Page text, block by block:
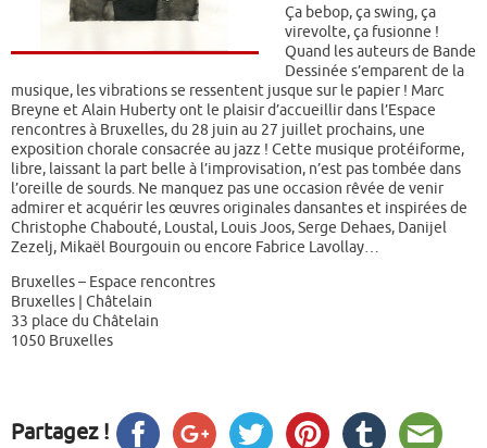
Ça bebop, ça swing, ça
virevolte, ça fusionne !
Quand les auteurs de Bande
Dessinée s’emparent de la
musique, les vibrations se ressentent jusque sur le papier ! Marc
Breyne et Alain Huberty ont le plaisir d’accueillir dans l’Espace
rencontres à Bruxelles, du 28 juin au 27 juillet prochains, une
exposition chorale consacrée au jazz ! Cette musique protéiforme,
libre, laissant la part belle à l’improvisation, n’est pas tombée dans
l’oreille de sourds. Ne manquez pas une occasion rêvée de venir
admirer et acquérir les œuvres originales dansantes et inspirées de
Christophe Chabouté, Loustal, Louis Joos, Serge Dehaes, Danijel
Zezelj, Mikaël Bourgouin ou encore Fabrice Lavollay…
Bruxelles – Espace rencontres
Bruxelles | Châtelain
33 place du Châtelain
1050 Bruxelles
Partagez !